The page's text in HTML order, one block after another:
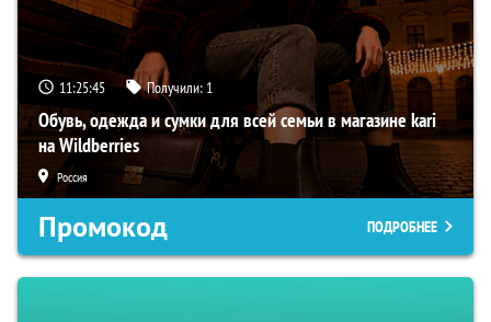
11:25:45 Получили: 1
Обувь, одежда и сумки для всей семьи в магазине kari
на Wildberries
Россия
Промокод ПОДРОБНЕЕ